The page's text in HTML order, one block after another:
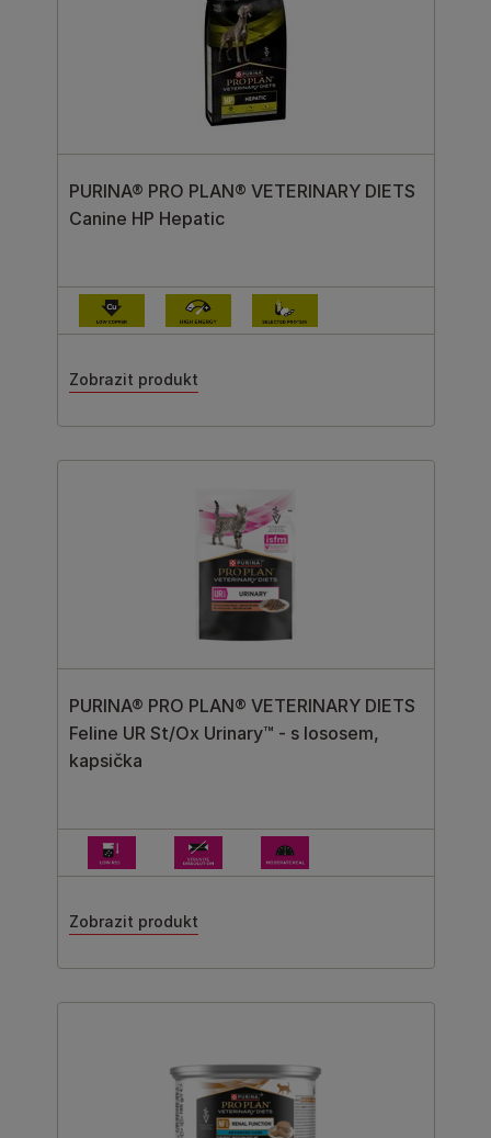
PURINA® PRO PLAN® VETERINARY DIETS
Canine HP Hepatic
Zobrazit produkt
PURINA® PRO PLAN® VETERINARY DIETS
Feline UR St/Ox Urinary™ - s lososem,
kapsička
Zobrazit produkt